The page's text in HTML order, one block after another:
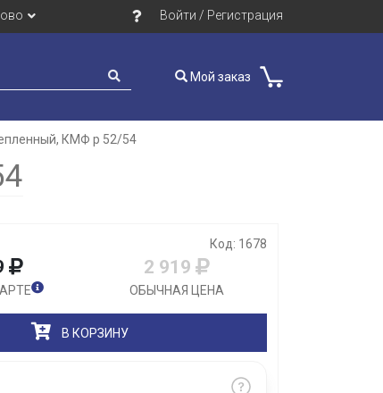
Войти / Регистрация
Мой заказ
КМФ р 52/54
Код: 1678
2 919
ОБЫЧНАЯ ЦЕНА
В КОРЗИНУ